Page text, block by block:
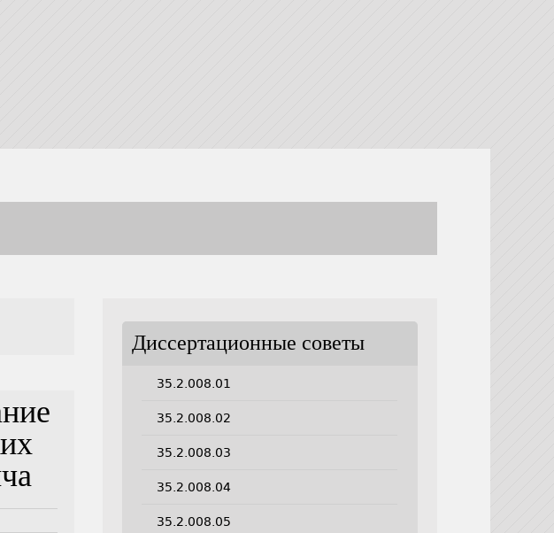
Диссертационные советы
35.2.008.01
35.2.008.02
35.2.008.03
35.2.008.04
35.2.008.05